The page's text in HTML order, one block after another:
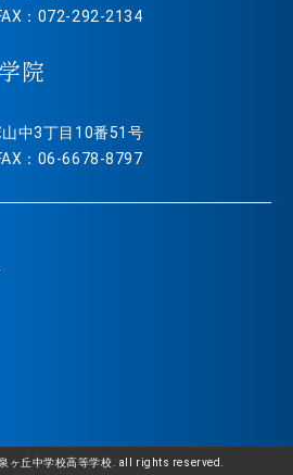
：072-292-2134
院
中3丁目10番51号
：06-6678-8797
ヶ丘中学校高等学校. all rights reserved.